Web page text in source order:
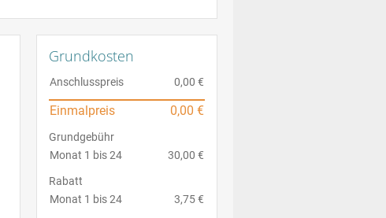
Grundkosten
Anschlusspreis 0,00 €
Einmalpreis 0,00 €
Grundgebühr
Monat 1 bis 24
30,00 €
Rabatt
Monat 1 bis 24
3,75 €